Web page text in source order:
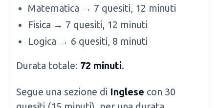
Matematica → 7 quesiti, 12 minuti
Fisica → 7 quesiti, 12 minuti
Logica → 6 quesiti, 8 minuti
Durata totale: 72 minuti.
Segue una sezione di Inglese con 30